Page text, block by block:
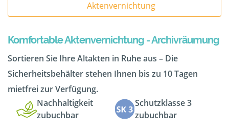
Aktenvernichtung
Komfortable Aktenvernichtung - Archivräumung
Sortieren Sie Ihre Altakten in Ruhe aus – Die
Sicherheitsbehälter stehen Ihnen bis zu 10 Tagen
mietfrei zur Verfügung.
Nachhaltigkeit
zubuchbar
Schutzklasse 3
zubuchbar